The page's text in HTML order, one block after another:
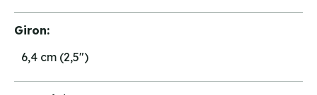
Giron:
6,4 cm (2,5")